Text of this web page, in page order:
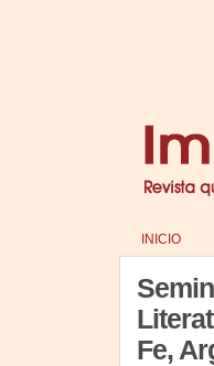
INICIO
Fe,